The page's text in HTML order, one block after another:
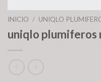
INICIO / UNIQLO
uniqlo plumiferos